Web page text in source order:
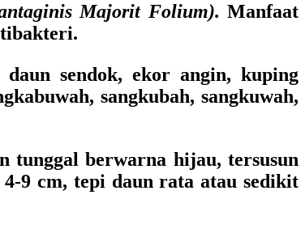
Majorit Folium).Manfaat
sendok, ekor angin, kuping
sangkubah, sangkuwah,
tunggal berwarna hijau, tersusun
9 cm, tepi daun rata atau sedikit